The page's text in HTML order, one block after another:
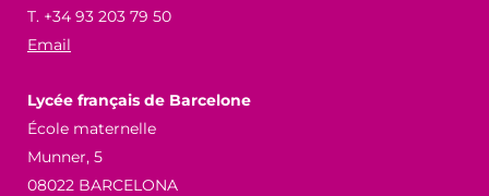
T. +34 93 203 79 50
Email
Lycée français de Barcelone
École maternelle
Munner, 5
08022 BARCELONA